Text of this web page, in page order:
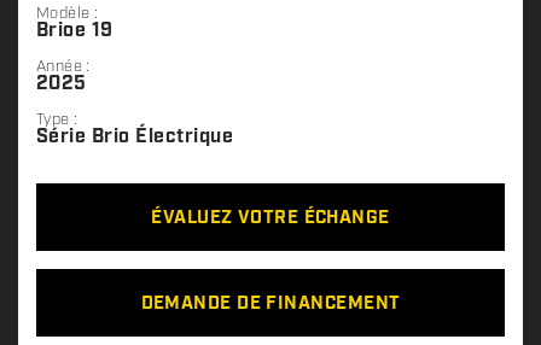
Modèle :
Brioe 19
Année :
2025
Type :
Série Brio Électrique
ÉVALUEZ VOTRE ÉCHANGE
DEMANDE DE FINANCEMENT